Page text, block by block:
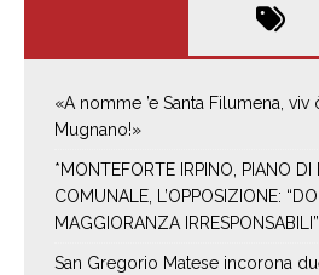
«A nomme ’e Santa Filumena, viv
Mugnano!»
*MONTEFORTE IRPINO, PIANO DI
COMUNALE, L’OPPOSIZIONE:
MAGGIORANZA
San Gregorio Matese incorona